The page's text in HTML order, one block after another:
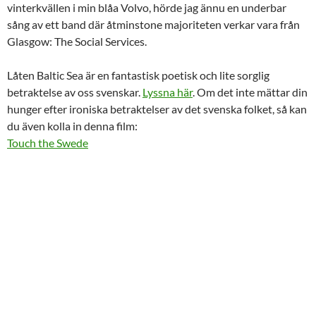
vinterkvällen i min blåa Volvo, hörde jag ännu en underbar
sång av ett band där åtminstone majoriteten verkar vara från
Glasgow: The Social Services.
Låten Baltic Sea är en fantastisk poetisk och lite sorglig
betraktelse av oss svenskar. Lyssna här. Om det inte mättar din
hunger efter ironiska betraktelser av det svenska folket, så kan
du även kolla in denna film:
Touch the Swede